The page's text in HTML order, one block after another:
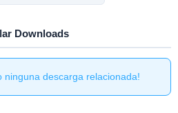
Downloads
ninguna descarga relacionada!